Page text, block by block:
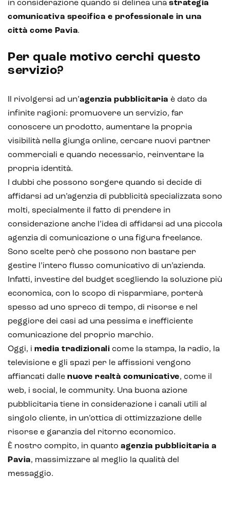
in considerazione quando si delinea una strategia
comunicativa specifica e professionale in una
città come Pavia.
Per quale motivo cerchi questo
servizio?
Il rivolgersi ad un’agenzia pubblicitaria è dato da
infinite ragioni: promuovere un servizio, far
conoscere un prodotto, aumentare la propria
visibilità nella giunga online, cercare nuovi partner
commerciali e quando necessario, reinventare la
propria identità.
I dubbi che possono sorgere quando si decide di
affidarsi ad un’agenzia di pubblicità specializzata sono
molti, specialmente il fatto di prendere in
considerazione anche l’idea di affidarsi ad una piccola
agenzia di comunicazione o una figura freelance.
Sono scelte però che possono non bastare per
gestire l’intero flusso comunicativo di un’azienda.
Infatti, investire del budget scegliendo la soluzione più
economica, con lo scopo di risparmiare, porterà
spesso ad uno spreco di tempo, di risorse e nel
peggiore dei casi ad una pessima e inefficiente
comunicazione del proprio marchio.
Oggi, i media tradizionali come la stampa, la radio, la
televisione e gli spazi per le affissioni vengono
affiancati dalle nuove realtà comunicative, come il
web, i social, le community. Una buona azione
pubblicitaria tiene in considerazione i canali utili al
singolo cliente, in un’ottica di ottimizzazione delle
risorse e garanzia del ritorno economico.
È nostro compito, in quanto agenzia pubblicitaria a
Pavia, massimizzare al meglio la qualità del
messaggio.